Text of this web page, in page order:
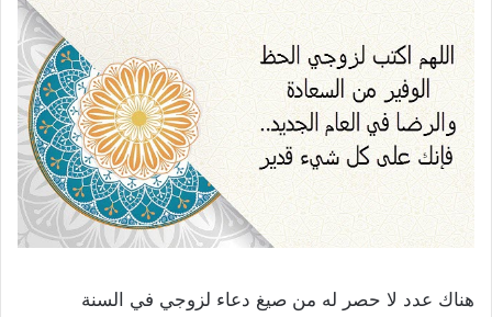
هناك عدد لا حصر له من صيغ دعاء لزوجي في السنة